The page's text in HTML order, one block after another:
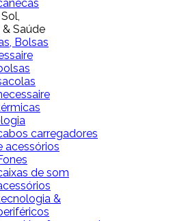
Saúde
Bolsas
carregadores
acessórios
de som
&